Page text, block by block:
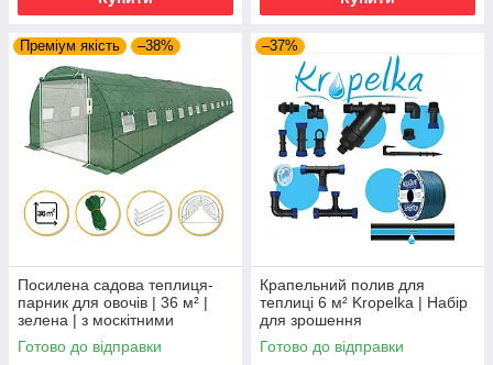
Преміум якість –38%
Посилена садова теплиця-
парник для овочів | 36 м² |
зелена | з москітними
дверима | LEOBRO
PREMIUM Garden
Готово до відправки
–37%
Крапельний полив для
теплиці 6 м² Krоpelka | Набір
для зрошення
Готово до відправки